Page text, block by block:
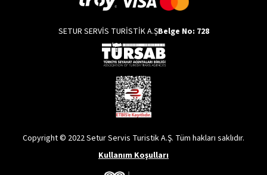
SETUR SERVİS TURİSTİK A.ŞBelge No: 728
Copyright © 2022 Setur Servis Turistik A.Ş. Tüm hakları saklıdır.
Kullanım Koşulları